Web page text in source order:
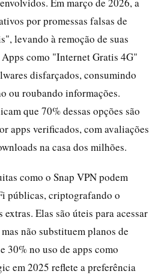
por promessas falsas de
levando à remoção de suas
como "Internet Gratis 4G"
disfarçados, consumindo
ou roubando informações.
que 70% dessas opções são
apps verificados, com avaliações
na casa dos milhões.
como o Snap VPN podem
públicas, criptografando o
Elas são úteis para acessar
não substituem planos de
30% no uso de apps como
em 2025 reflete a preferência